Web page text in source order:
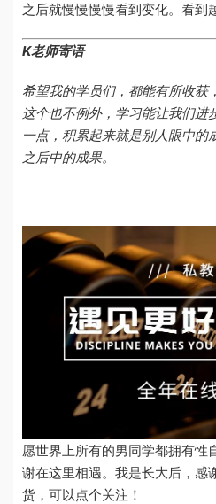
之后就慢慢慢慢看到变化。看到
K老师寄语
希望我的学员们，都能有所收获
这个也不例外，学习能让我们进
一点，积累起来就是别人眼中的
之后中的成果。
愿世界上所有的男同学都拥有性
谢在这里相遇。我是长大后，感
货，可以点个关注！